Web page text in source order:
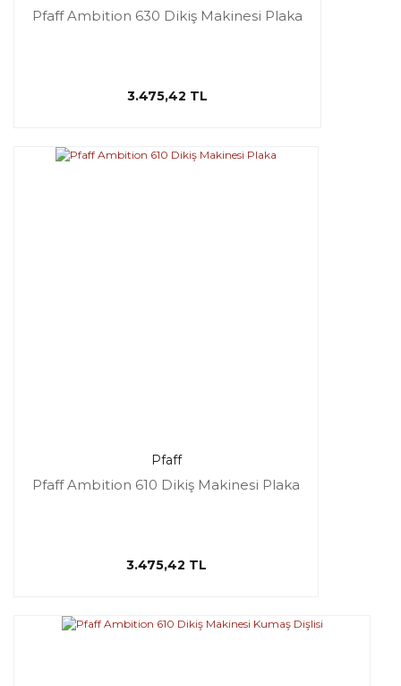
Pfaff Ambition 630 Dikiş Makinesi Plaka
3.475,42 TL
Pfaff
Pfaff Ambition 610 Dikiş Makinesi Plaka
3.475,42 TL